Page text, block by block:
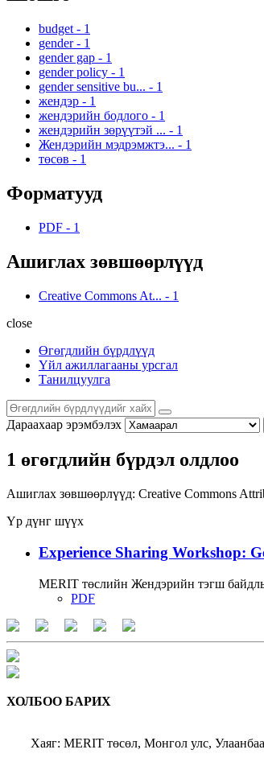
budget - 1
gender - 1
gender gap - 1
gender policy - 1
gender sensitive bu... - 1
жендэр - 1
жендэрийн бодлого - 1
жендэрийн зөрүүтэй ... - 1
Жендэрийн мэдрэмжтэ... - 1
төсөв - 1
Форматууд
PDF - 1
Ашиглах зөвшөөрлүүд
Creative Commons At... - 1
close
Өгөгдлийн бүрдлүүд
Үйл ажиллагааны урсгал
Танилцуулга
Дараахаар эрэмбэлэх
1 өгөгдлийн бүрдэл олдлоо
Ашиглах зөвшөөрлүүд: Creative Commons
Үр дүнг шүүх
Experience Sharing Workshop:
MERIT төслийн Жендэрийн тэгш
PDF
ХОЛБОО БАРИХ
Хаяг: MERIT төсөл, Монгол улс,